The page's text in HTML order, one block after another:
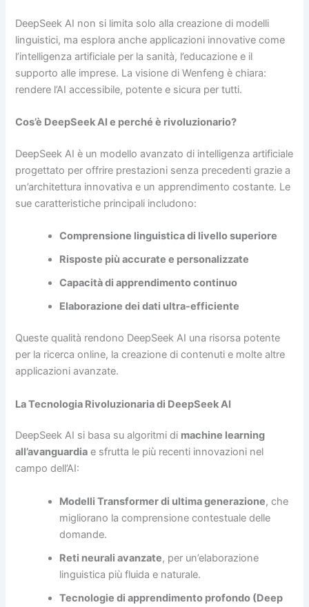
DeepSeek AI non si limita solo alla creazione di modelli
linguistici, ma esplora anche applicazioni innovative come
l’intelligenza artificiale per la sanità, l’educazione e il
supporto alle imprese. La visione di Wenfeng è chiara:
rendere l’AI accessibile, potente e sicura per tutti.
Cos’è DeepSeek AI e perché è rivoluzionario?
DeepSeek AI è un modello avanzato di intelligenza artificiale
progettato per offrire prestazioni senza precedenti grazie a
un’architettura innovativa e un apprendimento costante. Le
sue caratteristiche principali includono:
Comprensione linguistica di livello superiore
Risposte più accurate e personalizzate
Capacità di apprendimento continuo
Elaborazione dei dati ultra-efficiente
Queste qualità rendono DeepSeek AI una risorsa potente
per la ricerca online, la creazione di contenuti e molte altre
applicazioni avanzate.
La Tecnologia Rivoluzionaria di DeepSeek AI
DeepSeek AI si basa su algoritmi di machine learning
all’avanguardia e sfrutta le più recenti innovazioni nel
campo dell’AI:
Modelli Transformer di ultima generazione, che
migliorano la comprensione contestuale delle
domande.
Reti neurali avanzate, per un’elaborazione
linguistica più fluida e naturale.
Tecnologie di apprendimento profondo (Deep